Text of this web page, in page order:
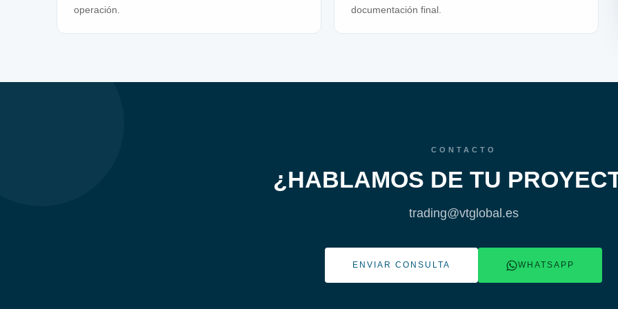
operación. documentación final.
CONTACTO
¿HABLAMOS DE TU
trading@vtglobal.es
ENVIAR CONSULTA WHATSAPP